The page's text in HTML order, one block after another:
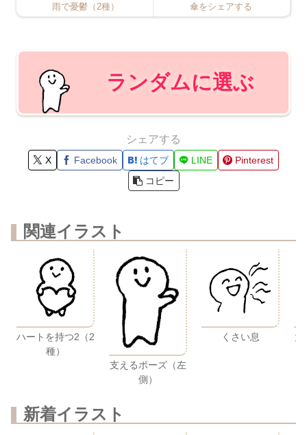
雨で憂鬱（2種） 傘をシェアする
ランダムに選ぶ
シェアする
X Facebook はてブ LINE
Pinterest
コピー
関連イラスト
ハートを持つ2（2
種）
支えるポーズ（左
側）
くさい息 太
新着イラスト